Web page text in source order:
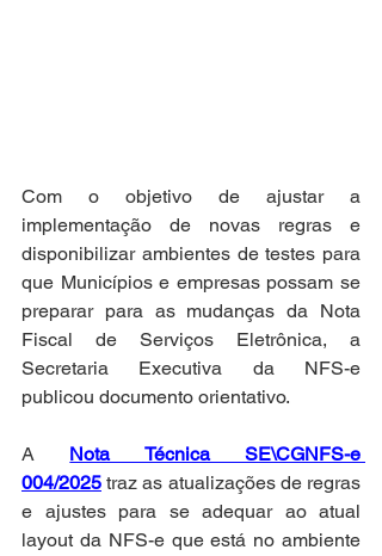
Com o objetivo de ajustar a
implementação de novas regras e
disponibilizar ambientes de testes para
que Municípios e empresas possam se
preparar para as mudanças da Nota
Fiscal de Serviços Eletrônica, a
Secretaria Executiva da NFS-e
publicou documento orientativo.
A Nota Técnica SE\CGNFS-e
004/2025 traz as atualizações de regras
e ajustes para se adequar ao atual
layout da NFS-e que está no ambiente